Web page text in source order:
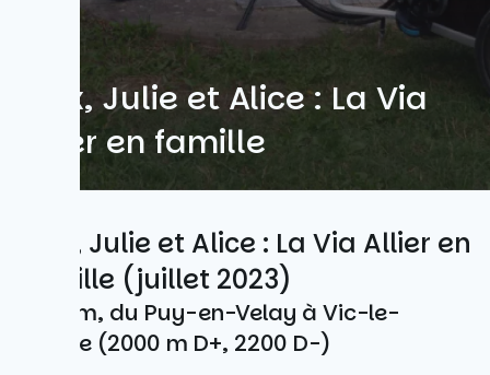
Alex, Julie et Alice : La Via
Allier en famille
Alex, Julie et Alice : La Via Allier en
Famille (juillet 2023)
194 km, du Puy-en-Velay à Vic-le-
Comte (2000 m D+, 2200 D-)